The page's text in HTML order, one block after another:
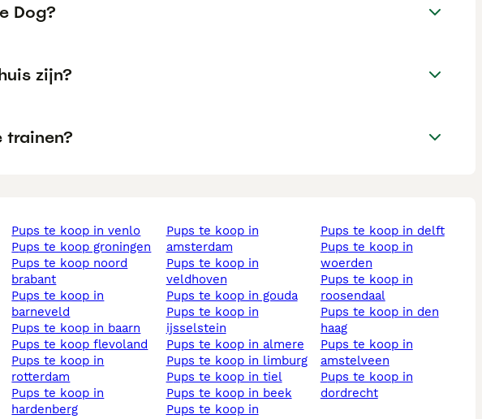
Dog?
zijn?
trainen?
pups te koop in venlo
pups te koop groningen
pups te koop noord
brabant
pups te koop in
barneveld
pups te koop in baarn
pups te koop flevoland
pups te koop in
rotterdam
pups te koop in
hardenberg
pups te koop in
amsterdam
pups te koop in
veldhoven
pups te koop in gouda
pups te koop in
ijsselstein
pups te koop in almere
pups te koop in limburg
pups te koop in tiel
pups te koop in beek
pups te koop in
pups te koop in delft
pups te koop in
woerden
pups te koop in
roosendaal
pups te koop in den
haag
pups te koop in
amstelveen
pups te koop in
dordrecht